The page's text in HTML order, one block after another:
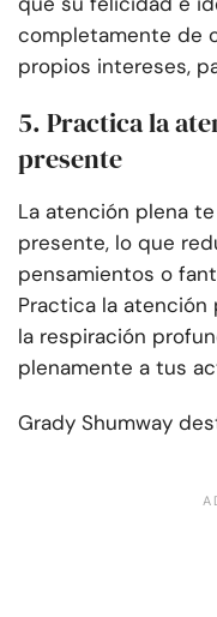
completamente de
propios intereses,
5. Practica la
presente
La atención plena
presente, lo que
pensamientos o
Practica la atención
la respiración
plenamente a tus
Grady Shumway